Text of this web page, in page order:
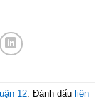
12. Đánh dấu liên